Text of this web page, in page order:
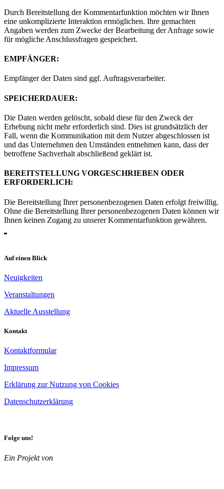
Durch Bereitstellung der Kommentarfunktion möchten wir Ihnen
eine unkomplizierte Interaktion ermöglichen. Ihre gemachten
Angaben werden zum Zwecke der Bearbeitung der Anfrage sowie
für mögliche Anschlussfragen gespeichert.
EMPFÄNGER:
Empfänger der Daten sind ggf. Auftragsverarbeiter.
SPEICHERDAUER:
Die Daten werden gelöscht, sobald diese für den Zweck der
Erhebung nicht mehr erforderlich sind. Dies ist grundsätzlich der
Fall, wenn die Kommunikation mit dem Nutzer abgeschlossen ist
und das Unternehmen den Umständen entnehmen kann, dass der
betroffene Sachverhalt abschließend geklärt ist.
BEREITSTELLUNG VORGESCHRIEBEN ODER
ERFORDERLICH:
Die Bereitstellung Ihrer personenbezogenen Daten erfolgt freiwillig.
Ohne die Bereitstellung Ihrer personenbezogenen Daten können wir
Ihnen keinen Zugang zu unserer Kommentarfunktion gewähren.
Auf einen Blick
Neuigkeiten
Veranstaltungen
Aktuelle Ausstellung
Kontakt
Kontaktformular
Impressum
Erklärung zur Nutzung von Cookies
Datenschutzerklärung
Folge uns!
Ein Projekt von